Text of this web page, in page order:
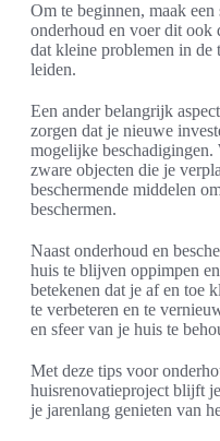
Om te beginnen, maak
onderhoud en voer dit
dat kleine problemen in de
leiden.
Een ander belangrijk
zorgen dat je nieuwe
mogelijke beschadigingen.
zware objecten die je
beschermende middelen
beschermen.
Naast onderhoud en
huis te blijven oppimpen
betekenen dat je af en toe
te verbeteren en te
en sfeer van je huis te
Met deze tips voor
huisrenovatieproject blijft
je jarenlang genieten van